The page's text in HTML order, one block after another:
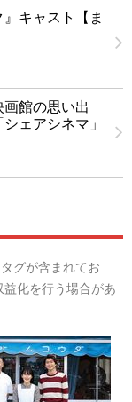
キャスト【ま
館の思い出
ェアシネマ」
グが含まれてお
化を行う場合があ